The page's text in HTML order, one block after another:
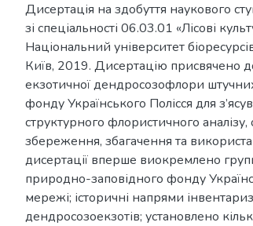
Дисертація на здобуття наукового
зі спеціальності 06.03.01 «Лісові
Національний університет
Київ, 2019. Дисертацію присвячено
екзотичної дендросозофлори
фонду Українського Полісся для
структурного флористичного
збереження, збагачення та
дисертації вперше виокремлено
природно-заповідного фонду
мережі; історичні напрями
дендросозоекзотів; установлено